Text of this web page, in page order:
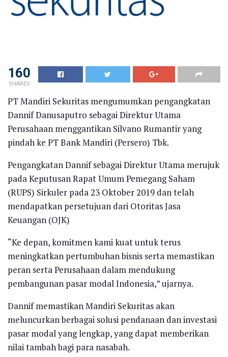
160
SHARES
PT Mandiri Sekuritas mengumumkan pengangkatan
Dannif Danusaputro sebagai Direktur Utama
Perusahaan menggantikan Silvano Rumantir yang
pindah ke PT Bank Mandiri (Persero) Tbk.
Pengangkatan Dannif sebagai Direktur Utama merujuk
pada Keputusan Rapat Umum Pemegang Saham
(RUPS) Sirkuler pada 23 Oktober 2019 dan telah
mendapatkan persetujuan dari Otoritas Jasa
Keuangan (OJK)
“Ke depan, komitmen kami kuat untuk terus
meningkatkan pertumbuhan bisnis serta memastikan
peran serta Perusahaan dalam mendukung
pembangunan pasar modal Indonesia,” ujarnya.
Dannif memastikan Mandiri Sekuritas akan
meluncurkan berbagai solusi pendanaan dan investasi
pasar modal yang lengkap, yang dapat memberikan
nilai tambah bagi para nasabah.